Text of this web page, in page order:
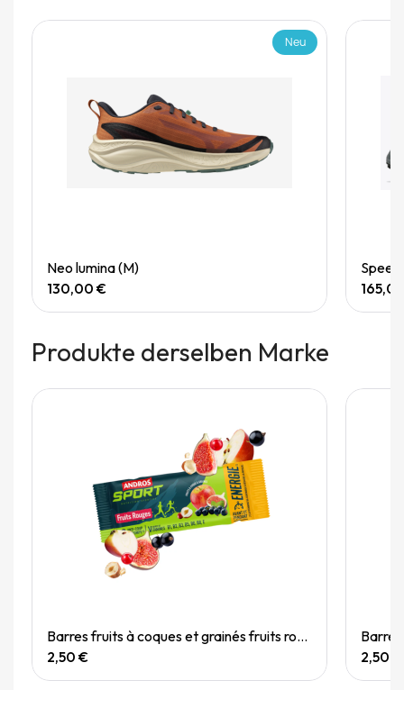
Neu
Neo lumina (M)
130,00 €
Produkte derselben Marke
Quick View
Barres fruits à coques et grainés fruits rouges 40g
2,50 €
2,50 €